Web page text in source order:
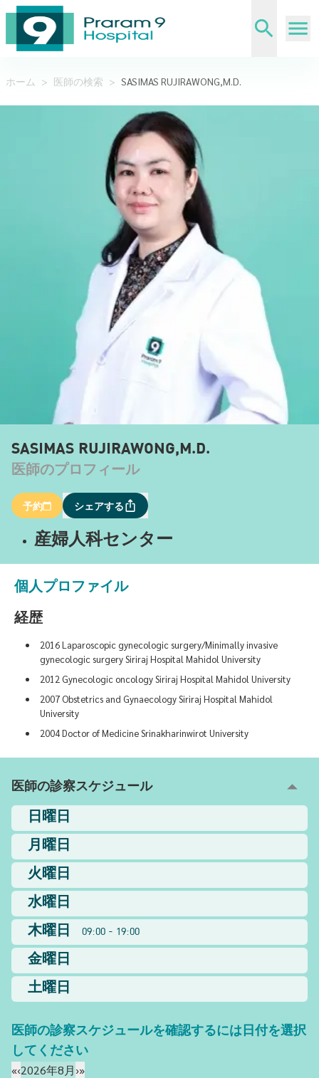
ホーム > 医師の検索 > SASIMAS RUJIRAWONG,M.D.
SASIMAS RUJIRAWONG,M.D.
医師のプロフィール
予約 シェアする
産婦人科センター
個人プロファイル
経歴
2016 Laparoscopic gynecologic surgery/Minimally invasive
gynecologic surgery Siriraj Hospital Mahidol University
2012 Gynecologic oncology Siriraj Hospital Mahidol University
2007 Obstetrics and Gynaecology Siriraj Hospital Mahidol
University
2004 Doctor of Medicine Srinakharinwirot University
医師の診察スケジュール
日曜日
月曜日
火曜日
水曜日
木曜日
09:00 - 19:00
金曜日
土曜日
医師の診察スケジュールを確認するには日付を選択
してください
«‹2026年8月›»